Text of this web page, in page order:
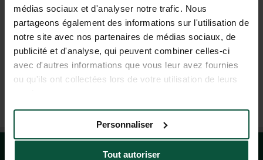
médias sociaux et d'analyser notre trafic. Nous
partageons également des informations sur l'utilisation de
notre site avec nos partenaires de médias sociaux, de
publicité et d'analyse, qui peuvent combiner celles-ci
avec d'autres informations que vous leur avez fournies
ou qu'ils ont collectées lors de votre utilisation de leurs
Tout autoriser
Personnaliser
HULP EN CONTACT
+31 85-040 11 40
(MA - VR: 9.00 - 18.00 UUR; ZA: 9.00 - 17.00 UUR)
UTRECHT REISBUREAU